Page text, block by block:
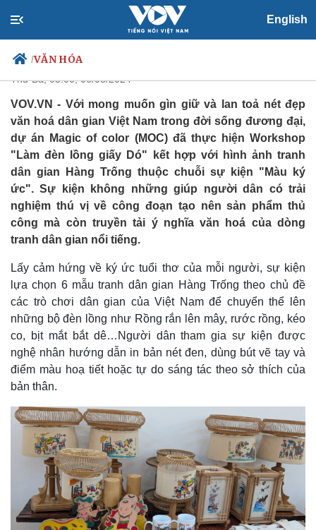
English
/VĂN HÓA
Chính trị
Đảng
Tổ chức nhân sự
Quốc hội
Nhận diện sự thật
Xã hội
Tin 24h
Dự báo thời tiết
Giáo dục
Dấu ấn VOV
Việc làm
Biển đảo
Trải nghiệm làm “đèn lồng giấy
dó” ở Hà Nội
Thứ Ba, 05:00, 06/08/2024
VOV.VN - Với mong muốn gìn giữ và lan toả nét đẹp
văn hoá dân gian Việt Nam trong đời sống đương đại,
dự án Magic of color (MOC) đã thực hiện Workshop
"Làm đèn lồng giấy Dó" kết hợp với hình ảnh tranh
dân gian Hàng Trống thuộc chuỗi sự kiện "Màu ký
ức". Sự kiện không những giúp người dân có trải
nghiệm thú vị về công đoạn tạo nên sản phẩm thủ
công mà còn truyền tải ý nghĩa văn hoá của dòng
tranh dân gian nổi tiếng.
Lấy cảm hứng về ký ức tuổi thơ của mỗi người, sự kiện
lựa chọn 6 mẫu tranh dân gian Hàng Trống theo chủ đề
các trò chơi dân gian của Việt Nam để chuyển thể lên
những bộ đèn lồng như Rồng rắn lên mây, rước rồng, kéo
co, bịt mắt bắt dê…Người dân tham gia sự kiện được
nghệ nhân hướng dẫn in bản nét đen, dùng bút vẽ tay và
điểm màu hoạ tiết hoặc tự do sáng tác theo sở thích của
bản thân.